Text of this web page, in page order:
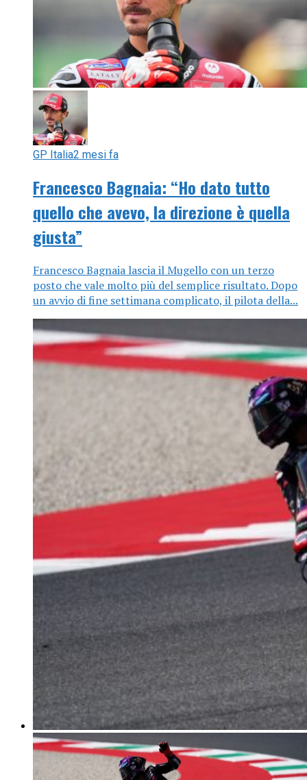
GP Italia2 mesi fa
Francesco Bagnaia: “Ho dato tutto
quello che avevo, la direzione è quella
giusta”
Francesco Bagnaia lascia il Mugello con un terzo
posto che vale molto più del semplice risultato. Dopo
un avvio di fine settimana complicato, il pilota della...